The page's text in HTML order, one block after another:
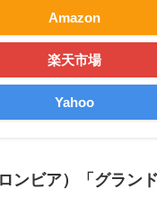
Amazon
楽天市場
Yahoo
ンビア）「グラン